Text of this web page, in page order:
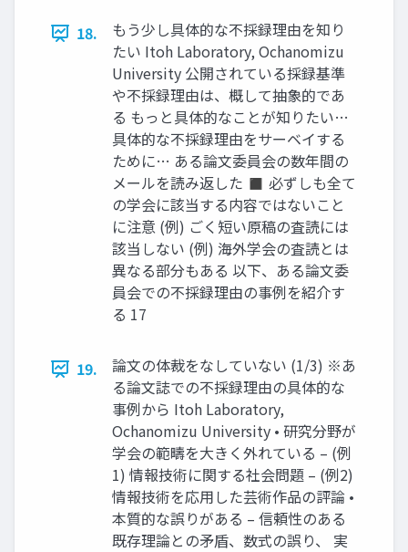
18.
もう少し具体的な不採録理由を知り
たい Itoh Laboratory, Ochanomizu
University 公開されている採録基準
や不採録理由は、概して抽象的であ
る もっと具体的なことが知りたい…
具体的な不採録理由をサーベイする
ために… ある論文委員会の数年間の
メールを読み返した ◼ 必ずしも全て
の学会に該当する内容ではないこと
に注意 (例) ごく短い原稿の査読には
該当しない (例) 海外学会の査読とは
異なる部分もある 以下、ある論文委
員会での不採録理由の事例を紹介す
る 17
19.
論文の体裁をなしていない (1/3) ※あ
る論文誌での不採録理由の具体的な
事例から Itoh Laboratory,
Ochanomizu University • 研究分野が
学会の範疇を大きく外れている – (例
1) 情報技術に関する社会問題 – (例2)
情報技術を応用した芸術作品の評論 •
本質的な誤りがある – 信頼性のある
既存理論との矛盾、数式の誤り、 実